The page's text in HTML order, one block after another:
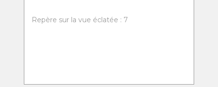
Repère sur la vue éclatée : 7